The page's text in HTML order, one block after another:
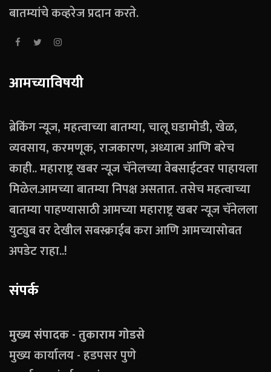
बातम्यांचे कव्हरेज प्रदान करते.
आमच्याविषयी
ब्रेकिंग न्यूज, महत्वाच्या बातम्या, चालू घडामोडी, खेळ,
व्यवसाय, करमणूक, राजकारण, अध्यात्म आणि बरेच
काही.. महाराष्ट्र खबर न्यूज चॅनेलच्या वेबसाईटवर पाहायला
मिळेल.आमच्या बातम्या निपक्ष असतात. तसेच महत्वाच्या
बातम्या पाहण्यासाठी आमच्या महाराष्ट्र खबर न्यूज चॅनेलला
युट्युब वर देखील सबस्क्राईब करा आणि आमच्यासोबत
अपडेट राहा..!
संपर्क
मुख्य संपादक - तुकाराम गोडसे
मुख्य कार्यालय - हडपसर पुणे